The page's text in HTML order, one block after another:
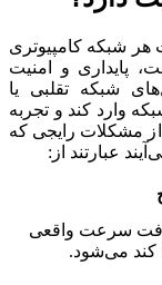
هر شبکه کامپیوتری
پایداری و امنیت
شبکه تقلبی یا
وارد کند و تجربه‌
مشکلات رایجی که
عبارتند از:
افت سرعت واقعی
کند می‌شود.